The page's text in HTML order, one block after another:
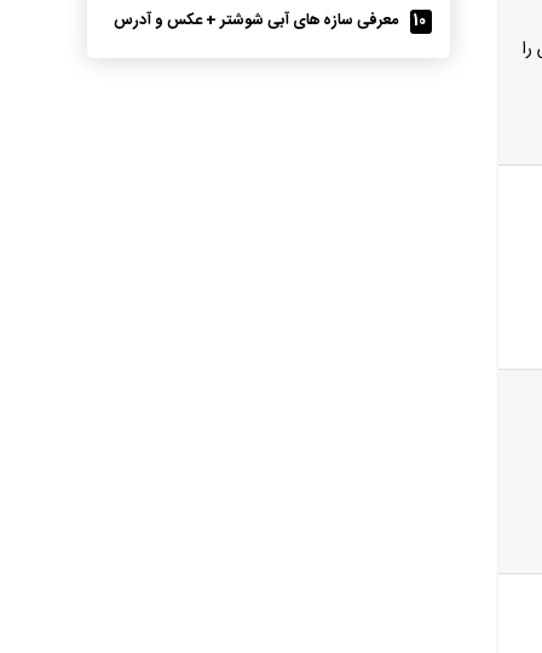
10
معرفی سازه های آبی شوشتر + عکس و آدرس